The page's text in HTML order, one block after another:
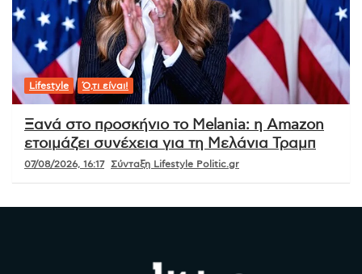
Lifestyle Ό,τι είναι!
Ξανά στο προσκήνιο το Melania: η Amazon
ετοιμάζει συνέχεια για τη Μελάνια Τραμπ
07/08/2026, 16:17 Σύνταξη Lifestyle Politic.gr